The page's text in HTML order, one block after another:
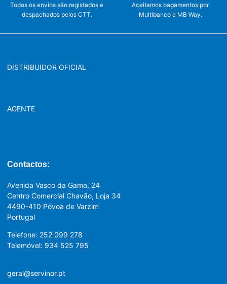
Todos os envios são registados e
despachados pelos CTT.
Aceitamos pagamentos por
Multibanco e MB Way.
DISTRIBUIDOR OFICIAL
AGENTE
Contactos:
Avenida Vasco da Gama, 24
Centro Comercial Chavão, Loja 34
4490-410 Póvoa de Varzim
Portugal
Telefone: 252 099 278
Telemóvel: 934 525 795
geral@servinor.pt